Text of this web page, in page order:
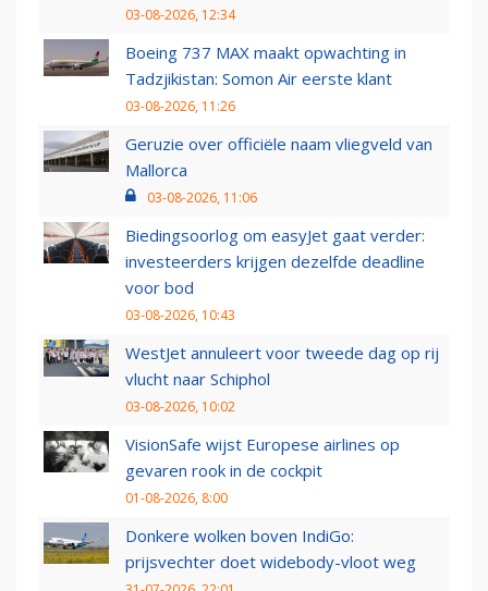
03-08-2026, 12:34
Boeing 737 MAX maakt opwachting in
Tadzjikistan: Somon Air eerste klant
03-08-2026, 11:26
Geruzie over officiële naam vliegveld van
Mallorca
03-08-2026, 11:06
Biedingsoorlog om easyJet gaat verder:
investeerders krijgen dezelfde deadline
voor bod
03-08-2026, 10:43
WestJet annuleert voor tweede dag op rij
vlucht naar Schiphol
03-08-2026, 10:02
VisionSafe wijst Europese airlines op
gevaren rook in de cockpit
01-08-2026, 8:00
Donkere wolken boven IndiGo:
prijsvechter doet widebody-vloot weg